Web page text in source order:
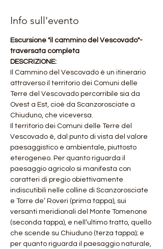
Info sull'evento
Escursione "il cammino del Vescovado"-
traversata completa
DESCRIZIONE:
Il Cammino del Vescovado è un itinerario
attraverso il territorio dei Comuni delle
Terre del Vescovado percorribile sia da
Ovest a Est, cioè da Scanzorosciate a
Chiuduno, che viceversa.
Il territorio dei Comuni delle Terre del
Vescovado è, dal punto di vista del valore
paesaggistico e ambientale, piuttosto
eterogeneo. Per quanto riguarda il
paesaggio agricolo si manifesta con
caratteri di pregio obiettivamente
indiscutibili nelle colline di Scanzorosciate
e Torre de’ Roveri (prima tappa), sui
versanti meridionali del Monte Tomenone
(seconda tappa), e nell’ultimo tratto, quello
che scende su Chiuduno (terza tappa); e
per quanto riguarda il paesaggio naturale,